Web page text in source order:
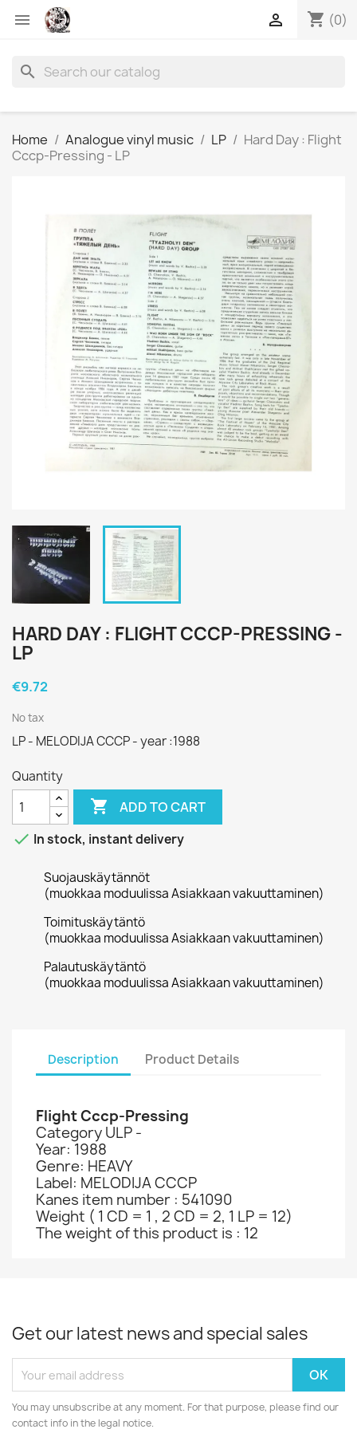
 shopping_cart (0)

search
Home Analogue vinyl music LP
Hard Day : Flight
Cccp-Pressing - LP
HARD DAY : FLIGHT CCCP-PRESSING -
LP
€9.72
No tax
LP - MELODIJA CCCP - year :1988
Quantity
 ADD TO CART
 In stock, instant delivery
Suojauskäytännöt
(muokkaa moduulissa Asiakkaan vakuuttaminen)
Toimituskäytäntö
(muokkaa moduulissa Asiakkaan vakuuttaminen)
Palautuskäytäntö
(muokkaa moduulissa Asiakkaan vakuuttaminen)
Description Product Details
Flight Cccp-Pressing
Category ULP -
Year: 1988
Genre: HEAVY
Label: MELODIJA CCCP
Kanes item number : 541090
Weight ( 1 CD = 1 , 2 CD = 2, 1 LP = 12)
The weight of this product is : 12
Get our latest news and special sales
You may unsubscribe at any moment. For that purpose, please find our
contact info in the legal notice.